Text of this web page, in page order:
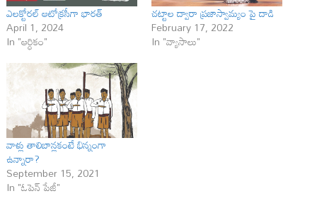
ఎలక్టోరల్‌ ఆటోక్రసీగా భారత్‌
April 1, 2024
In "ఆర్ధికం"
చట్టాల ద్వారా ప్రజాస్వామ్యం పై దాడి
February 17, 2022
In "వ్యాసాలు"
వాళ్లు తాలిబాన్ల‌కంటే భిన్నంగా
ఉన్నారా?
September 15, 2021
In "ఓపెన్ పేజీ"